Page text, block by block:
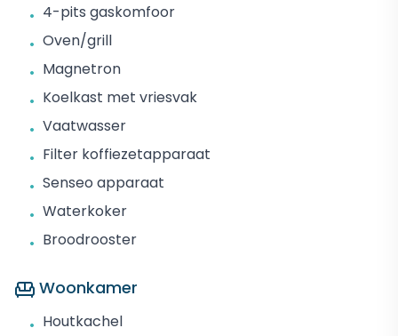
• 4-pits gaskomfoor
• Oven/grill
• Magnetron
• Koelkast met vriesvak
• Vaatwasser
• Filter koffiezetapparaat
• Senseo apparaat
• Waterkoker
• Broodrooster
Woonkamer
• Houtkachel